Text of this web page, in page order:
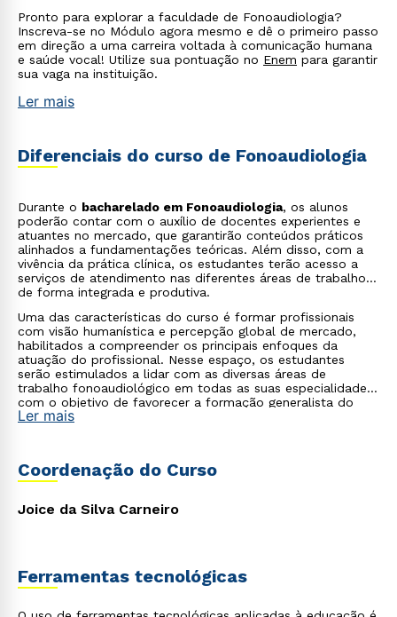
Pronto para explorar a faculdade de Fonoaudiologia?
Inscreva-se no Módulo agora mesmo e dê o primeiro passo
em direção a uma carreira voltada à comunicação humana
e saúde vocal! Utilize sua pontuação no Enem para garantir
sua vaga na instituição.
Ler mais
Diferenciais do curso de Fonoaudiologia
Durante o bacharelado em Fonoaudiologia, os alunos
poderão contar com o auxílio de docentes experientes e
atuantes no mercado, que garantirão conteúdos práticos
alinhados a fundamentações teóricas. Além disso, com a
vivência da prática clínica, os estudantes terão acesso a
serviços de atendimento nas diferentes áreas de trabalho,
de forma integrada e produtiva.
Uma das características do curso é formar profissionais
com visão humanística e percepção global de mercado,
habilitados a compreender os principais enfoques da
atuação do profissional. Nesse espaço, os estudantes
serão estimulados a lidar com as diversas áreas de
trabalho fonoaudiológico em todas as suas especialidades,
com o objetivo de favorecer a formação generalista do
futuro profissional.
Ler mais
Coordenação do Curso
Joice da Silva Carneiro
Ferramentas tecnológicas